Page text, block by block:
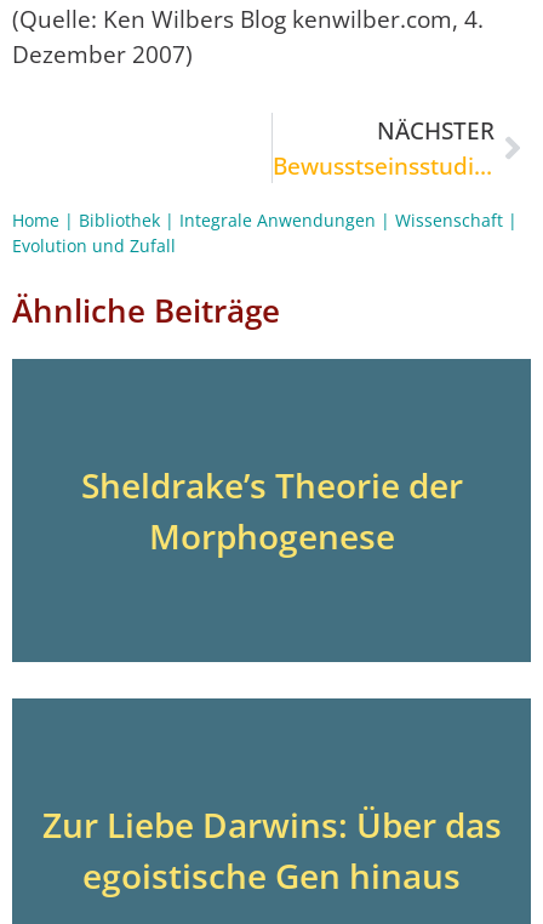
(Quelle: Ken Wilbers Blog kenwilber.com, 4.
Dezember 2007)
NÄCHSTER
Bewusstseinsstudien
Home | Bibliothek | Integrale Anwendungen | Wissenschaft |
Evolution und Zufall
Ähnliche Beiträge
Sheldrake’s Theorie der
Morphogenese
Zur Liebe Darwins: Über das
egoistische Gen hinaus